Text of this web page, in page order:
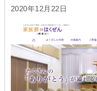
2020年12月22日